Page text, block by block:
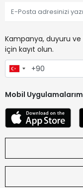
Kampanya, duyuru
için kayıt olun.
Mobil